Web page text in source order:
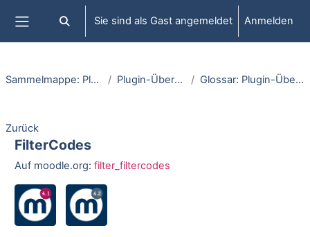
Website-Übersicht
Sucheingabe umschalten
Sie sind als Gast angemeldet Anmelden
Sammelmappe: Plugins Plugin-Übersicht Glossar: Plugin-Übersicht
Zurück
FilterCodes
Auf moodle.org: filter_filtercodes